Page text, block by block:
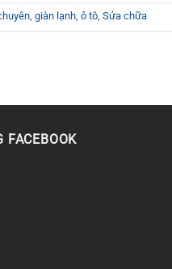
, giàn lạnh, ô tô, Sửa chữa
FACEBOOK